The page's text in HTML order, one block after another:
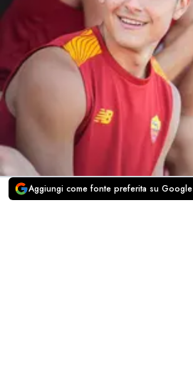
Aggiungi come fonte preferita su Google